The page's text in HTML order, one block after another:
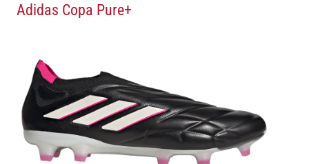
Adidas Copa Pure+